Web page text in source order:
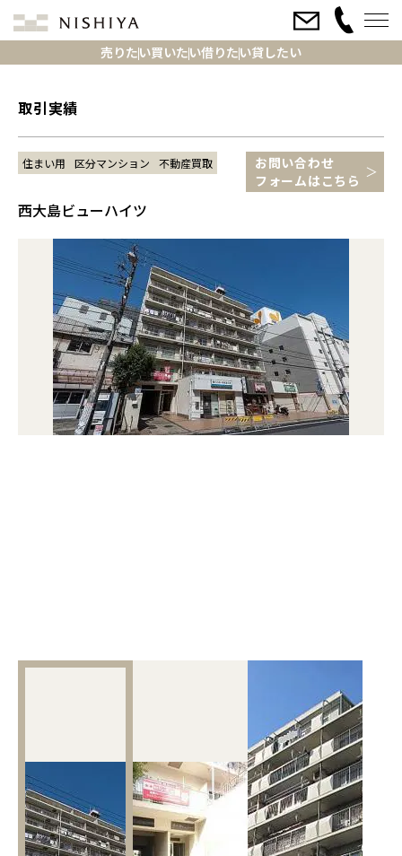
売りたい買いたい借りたい貸したい
取引実績
住まい用 区分マンション 不動産買取
お問い合わせ
フォームはこちら
西大島ビューハイツ